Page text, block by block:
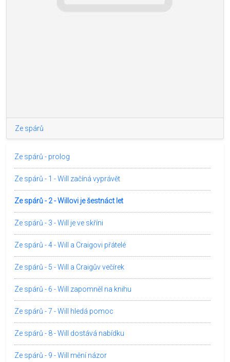
Ze spárů
Ze spárů - prolog
Ze spárů - 1 - Will začíná vyprávět
Ze spárů - 2 - Willovi je šestnáct let
Ze spárů - 3 - Will je ve skříni
Ze spárů - 4 - Will a Craigovi přátelé
Ze spárů - 5 - Will a Craigův večírek
Ze spárů - 6 - Will zapomněl na knihu
Ze spárů - 7 - Will hledá pomoc
Ze spárů - 8 - Will dostává nabídku
Ze spárů - 9 - Will mění názor